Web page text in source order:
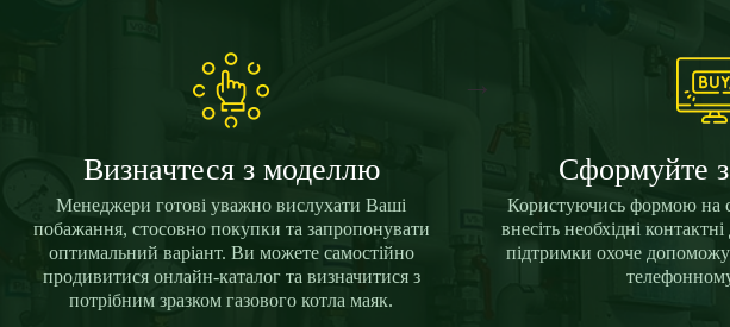
Визначтеся з моделлю
Менеджери готові уважно вислухати Ваші
побажання, стосовно покупки та запропонувати
оптимальний варіант. Ви можете самостійно
продивитися онлайн-каталог та визначитися з
потрібним зразком газового котла маяк.
→
Сформуйте
Користуючись формою на
внесіть необхідні
підтримки охоче